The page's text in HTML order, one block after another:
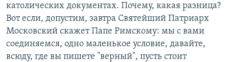
католических документах. Почему, какая разница?
Вот если, допустим, завтра Святейший Патриарх
Московский скажет Папе Римскому: мы с вами
соединяемся, одно маленькое условие, давайте,
всюду, где вы пишете "верный", пусть стоит